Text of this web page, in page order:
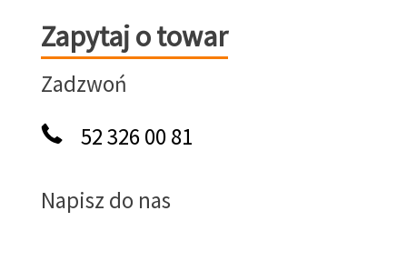
Zapytaj o towar
Zapytaj o towar
Zadzwoń
52 326 00 81
Napisz do nas